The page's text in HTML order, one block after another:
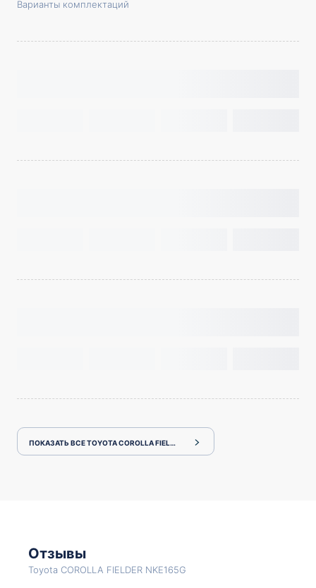
Варианты комплектаций
ПОКАЗАТЬ ВСЕ TOYOTA COROLLA FIELDER NKE165G
Отзывы
Toyota COROLLA FIELDER NKE165G